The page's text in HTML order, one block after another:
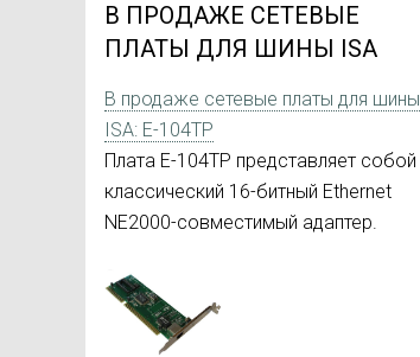
В ПРОДАЖЕ СЕТЕВЫЕ
ПЛАТЫ ДЛЯ ШИНЫ ISA
В продаже сетевые платы для шины
ISA: E-104TP
Плата E-104TP представляет собой
классический 16-битный Ethernet
NE2000-совместимый адаптер.